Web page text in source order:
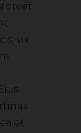
vix
et.